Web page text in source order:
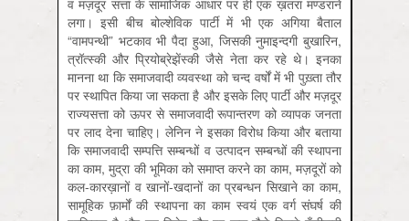
व मज़दूर सत्ता के सामाजिक आधार पर ही एक ख़तरा मण्डराने
लगा। इसी बीच बोल्शेविक पार्टी में भी एक अगिया बैताल
“वामपन्थी” भटकाव भी पैदा हुआ, जिसकी नुमाइन्दगी बुखारिन,
त्रॉत्स्की और प्रियोब्रेझेंस्की जैसे नेता कर रहे थे। इनका
मानना था कि समाजवादी व्यवस्था को चन्द वर्षों में भी पुख़्ता तौर
पर स्थापित किया जा सकता है और इसके लिए पार्टी और मज़दूर
राज्यसत्ता को ऊपर से समाजवादी रूपान्तरण को व्यापक जनता
पर लाद देना चाहिए। लेनिन ने इसका विरोध किया और बताया
कि समाजवादी सम्पत्ति सम्बन्धों व उत्पादन सम्बन्धों की स्थापना
का काम, मुद्रा की भूमिका को समाप्त करने का काम, मज़दूरों को
कल-कारख़ानों व खानों-खदानों का प्रबन्धन सिखाने का काम,
सामूहिक फ़ार्मों की स्थापना का काम स्वयं एक वर्ग संघर्ष की